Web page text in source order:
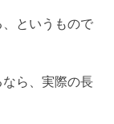
というもので
ら、実際の長